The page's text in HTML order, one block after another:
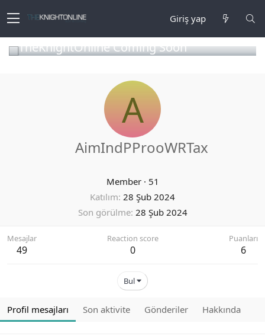
Giriş yap
TheKnightOnline Coming Soon
A
AimIndPProoWRTax
Member · 51
Katılım 28 Şub 2024
Son görülme 28 Şub 2024
Mesajlar
49
Reaction score
0
Puanları
6
Bul
Profil mesajları Son aktivite Gönderiler Hakkında